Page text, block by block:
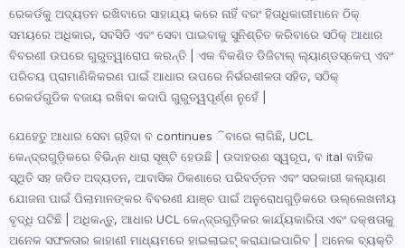
ରେକର୍ଡକୁ ଅଦ୍ୟତନ ରଖିବାରେ ସାହାଯ୍ୟ କରେ ନାହିଁ ବରଂ ହିତାଧିକାରୀମାନେ ଠିକ୍
ସମୟରେ ଅଧିକାର, ସବସିଡି ଏବଂ ସେବା ପାଇବାକୁ ସୁନିଶ୍ଚିତ କରିବାରେ ସଠିକ୍ ଆଧାର
ବିବରଣୀ ଉପରେ ଗୁରୁତ୍ୱାରୋପ କରନ୍ତି | ଏକ ବିକଶିତ ଡିଜିଟାଲ୍ ଲ୍ୟାଣ୍ଡସ୍କେପ୍ ଏବଂ
ପରିଚୟ ପ୍ରାମାଣିକିକରଣ ପାଇଁ ଆଧାର ଉପରେ ନିର୍ଭରଶୀଳତା ସହିତ, ସଠିକ୍
ରେକର୍ଡଗୁଡିକ ବଜାୟ ରଖିବା କଦାପି ଗୁରୁତ୍ୱପୂର୍ଣ୍ଣ ନୁହେଁ |
ଯେହେତୁ ଆଧାର ସେବା ଚାହିଦା ବ continues ିବାରେ ଲାଗିଛି, UCL
କେନ୍ଦ୍ରଗୁଡ଼ିକରେ ବିଭିନ୍ନ ଧାରା ସୃଷ୍ଟି ହେଉଛି | ଉଦାହରଣ ସ୍ୱରୂପ, ବ ital ବାହିକ
ସ୍ଥିତି ସହ ଜଡିତ ଅଦ୍ୟତନ, ଆବାସିକ ଠିକଣାରେ ପରିବର୍ତ୍ତନ ଏବଂ ସରକାରୀ କଲ୍ୟାଣ
ଯୋଜନା ପାଇଁ ପିଲାମାନଙ୍କର ବିବରଣୀ ଯାଞ୍ଚ ପାଇଁ ଅନୁରୋଧଗୁଡ଼ିକରେ ଉଲ୍ଲେଖନୀୟ
ବୃଦ୍ଧି ଘଟିଛି | ଅଧିକନ୍ତୁ, ଆଧାର UCL କେନ୍ଦ୍ରଗୁଡ଼ିକର କାର୍ଯ୍ୟକାରିତା ଏବଂ ଦକ୍ଷତାକୁ
ଅନେକ ସଫଳତାର କାହାଣୀ ମାଧ୍ୟମରେ ହାଇଲାଇଟ୍ କରାଯାଇପାରିବ | ଅନେକ ବ୍ୟକ୍ତି